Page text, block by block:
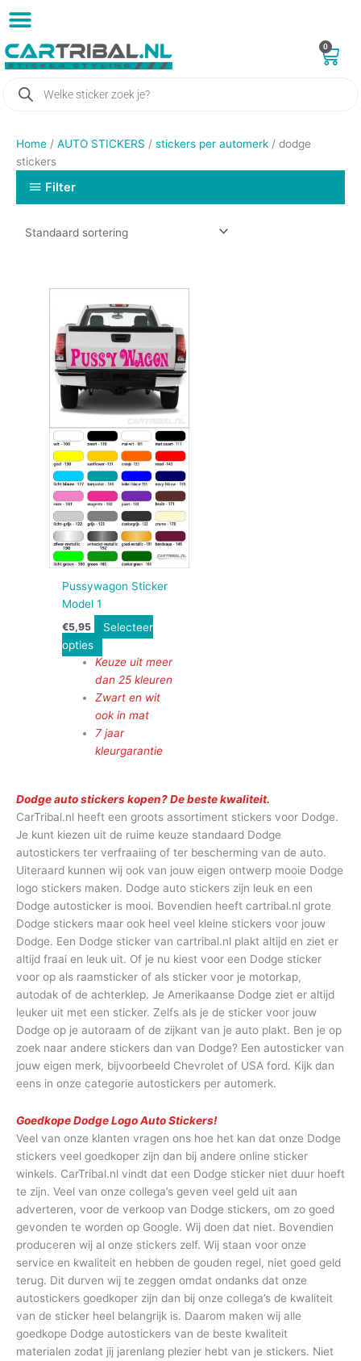
naar
de
inhoud
0
zoeken
Home / AUTO STICKERS / stickers per automerk / dodge
stickers
Filter
Pussywagon Sticker
Model 1
€5,95
Selecteer
opties
Keuze uit meer
dan 25 kleuren
Zwart en wit
ook in mat
7 jaar
kleurgarantie
Dodge auto stickers kopen? De beste kwaliteit.
CarTribal.nl heeft een groots assortiment stickers voor Dodge.
Je kunt kiezen uit de ruime keuze standaard Dodge
autostickers ter verfraaiing of ter bescherming van de auto.
Uiteraard kunnen wij ook van jouw eigen ontwerp mooie Dodge
logo stickers maken. Dodge auto stickers zijn leuk en een
Dodge autosticker is mooi. Bovendien heeft cartribal.nl grote
Dodge stickers maar ook heel veel kleine stickers voor jouw
Dodge. Een Dodge sticker van cartribal.nl plakt altijd en ziet er
altijd fraai en leuk uit. Of je nu kiest voor een Dodge sticker
voor op als raamsticker of als sticker voor je motorkap,
autodak of de achterklep. Je Amerikaanse Dodge ziet er altijd
leuker uit met een sticker. Zelfs als je de sticker voor jouw
Dodge op je autoraam of de zijkant van je auto plakt. Ben je op
zoek naar andere stickers dan van Dodge? Een autosticker van
jouw eigen merk, bijvoorbeeld Chevrolet of USA ford. Kijk dan
eens in onze categorie autostickers per automerk.
Goedkope Dodge Logo Auto Stickers!
Veel van onze klanten vragen ons hoe het kan dat onze Dodge
stickers veel goedkoper zijn dan bij andere online sticker
winkels. CarTribal.nl vindt dat een Dodge sticker niet duur hoeft
te zijn. Veel van onze collega’s geven veel geld uit aan
adverteren, voor de verkoop van Dodge stickers, om zo goed
gevonden te worden op Google. Wij doen dat niet. Bovendien
produceren wij al onze stickers zelf. Wij staan voor onze
service en kwaliteit en hebben de gouden regel, niet goed geld
terug. Dit durven wij te zeggen omdat ondanks dat onze
autostickers goedkoper zijn dan bij onze collega’s de kwaliteit
van de sticker heel belangrijk is. Daarom maken wij alle
goedkope Dodge autostickers van de beste kwaliteit
materialen zodat jij jarenlang plezier hebt van je stickers. Niet